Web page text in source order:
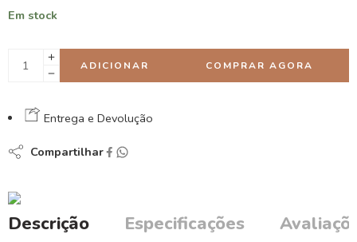
Em stock
ADICIONAR COMPRAR AGORA
Entrega e Devolução
Compartilhar
Descrição Especificações